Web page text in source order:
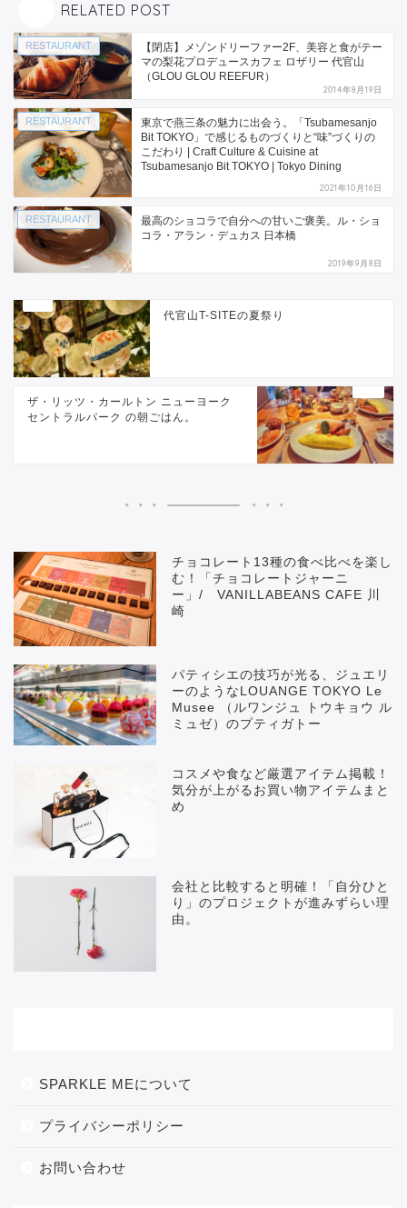
RELATED POST
RESTAURANT
【閉店】メゾンドリーファー2F、美容と食がテー
マの梨花プロデュースカフェ ロザリー 代官山
（GLOU GLOU REEFUR）
2014年8月19日
RESTAURANT
東京で燕三条の魅力に出会う。「Tsubamesanjo
Bit TOKYO」で感じるものづくりと“味”づくりの
こだわり | Craft Culture & Cuisine at
Tsubamesanjo Bit TOKYO | Tokyo Dining
2021年10月16日
RESTAURANT
最高のショコラで自分への甘いご褒美。ル・ショ
コラ・アラン・デュカス 日本橋
2019年9月8日
代官山T-SITEの夏祭り
ザ・リッツ・カールトン ニューヨーク
セントラルパーク の朝ごはん。
チョコレート13種の食べ比べを楽し
む！「チョコレートジャーニ
ー」/ VANILLABEANS CAFE 川
崎
パティシエの技巧が光る、ジュエリ
ーのようなLOUANGE TOKYO Le
Musee （ルワンジュ トウキョウ ル
ミュゼ）のプティガトー
コスメや食など厳選アイテム掲載！
気分が上がるお買い物アイテムまと
め
会社と比較すると明確！「自分ひと
り」のプロジェクトが進みずらい理
由。
SPARKLE MEについて
プライバシーポリシー
お問い合わせ